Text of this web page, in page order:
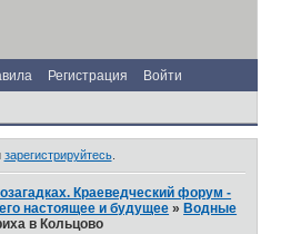
Регистрация Войти
зарегистрируйтесь.
Краеведческий форум -
настоящее и будущее » Водные
в Кольцово